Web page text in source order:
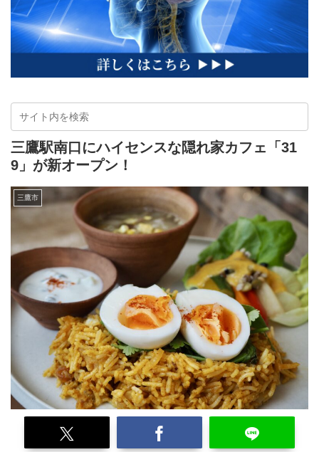
三鷹駅南口にハイセンスな隠れ家カフェ「31
9」が新オープン！
三鷹市